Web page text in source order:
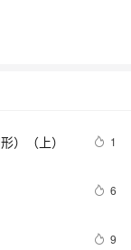
）（上） 1
6
9